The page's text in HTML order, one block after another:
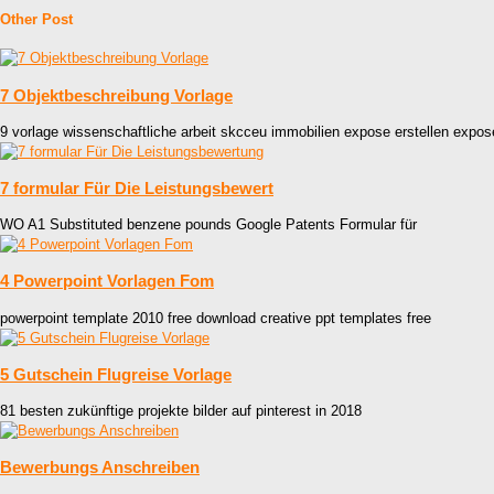
Other Post
7 Objektbeschreibung Vorlage
9 vorlage wissenschaftliche arbeit skcceu immobilien expose erstellen
7 formular Für Die Leistungsbewert
WO A1 Substituted benzene pounds Google Patents Formular für
4 Powerpoint Vorlagen Fom
powerpoint template 2010 free download creative ppt templates free
5 Gutschein Flugreise Vorlage
81 besten zukünftige projekte bilder auf pinterest in 2018
Bewerbungs Anschreiben